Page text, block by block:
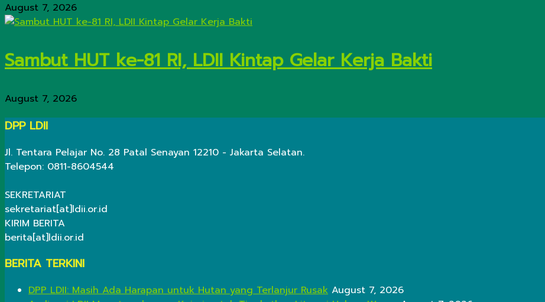
August 7, 2026
Sambut HUT ke-81 RI, LDII Kintap Gelar Kerja Bakti
August 7, 2026
DPP LDII
Jl. Tentara Pelajar No. 28 Patal Senayan 12210 - Jakarta Selatan.
Telepon: 0811-8604544
SEKRETARIAT
sekretariat[at]ldii.or.id
KIRIM BERITA
berita[at]ldii.or.id
BERITA TERKINI
DPP LDII: Masih Ada Harapan untuk Hutan yang Terlanjur Rusak August 7, 2026